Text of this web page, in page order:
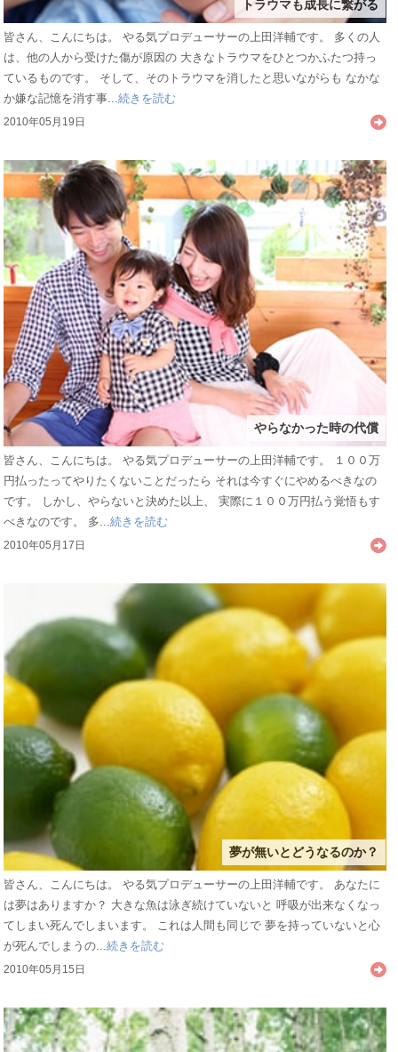
トラウマも成長に繋がる
皆さん、こんにちは。 やる気プロデューサーの上田洋輔です。 多くの人
は、他の人から受けた傷が原因の 大きなトラウマをひとつかふたつ持っ
ているものです。 そして、そのトラウマを消したと思いながらも なかな
か嫌な記憶を消す事...続きを読む
2010年05月19日
やらなかった時の代償
皆さん、こんにちは。 やる気プロデューサーの上田洋輔です。 １００万
円払ったってやりたくないことだったら それは今すぐにやめるべきなの
です。 しかし、やらないと決めた以上、 実際に１００万円払う覚悟もす
べきなのです。 多...続きを読む
2010年05月17日
夢が無いとどうなるのか？
皆さん、こんにちは。 やる気プロデューサーの上田洋輔です。 あなたに
は夢はありますか？ 大きな魚は泳ぎ続けていないと 呼吸が出来なくなっ
てしまい死んでしまいます。 これは人間も同じで 夢を持っていないと心
が死んでしまうの...続きを読む
2010年05月15日